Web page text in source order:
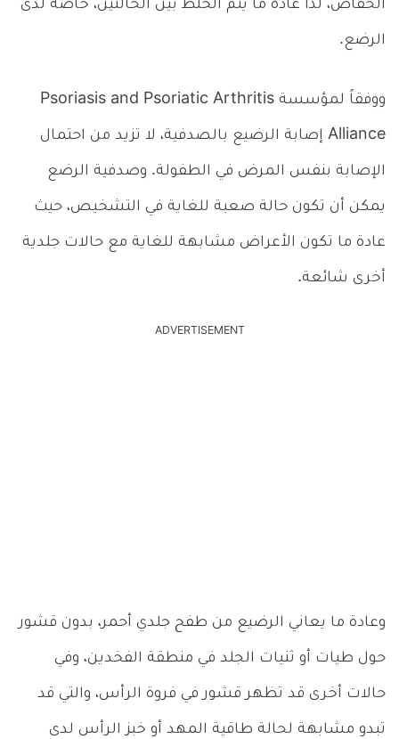
الحفاض، لذا عادة ما يتم الخلط بين الحالتين، خاصة لدى
الرضع.
ووفقاً لمؤسسة Psoriasis and Psoriatic Arthritis
Alliance إصابة الرضيع بالصدفية، لا تزيد من احتمال
الإصابة بنفس المرض في الطفولة. وصدفية الرضع
يمكن أن تكون حالة صعبة للغاية في التشخيص، حيث
عادة ما تكون الأعراض مشابهة للغاية مع حالات جلدية
أخرى شائعة.
ADVERTISEMENT
وعادة ما يعاني الرضيع من طفح جلدي أحمر، بدون قشور
حول طيات أو ثنيات الجلد في منطقة الفخدين، وفي
حالات أخرى قد تظهر قشور في فروة الرأس، والتي قد
تبدو مشابهة لحالة طاقية المهد أو خبز الرأس لدى